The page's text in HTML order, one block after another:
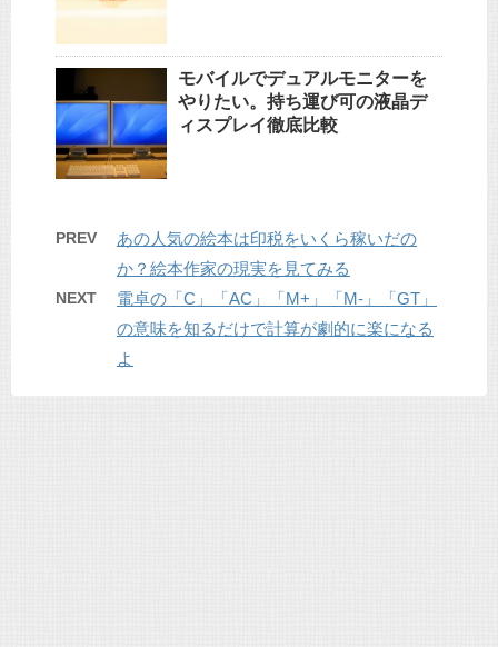
モバイルでデュアルモニターを
やりたい。持ち運び可の液晶デ
ィスプレイ徹底比較
PREV
あの人気の絵本は印税をいくら稼いだの
か？絵本作家の現実を見てみる
NEXT
電卓の「C」「AC」「M+」「M-」「GT」
の意味を知るだけで計算が劇的に楽になる
よ